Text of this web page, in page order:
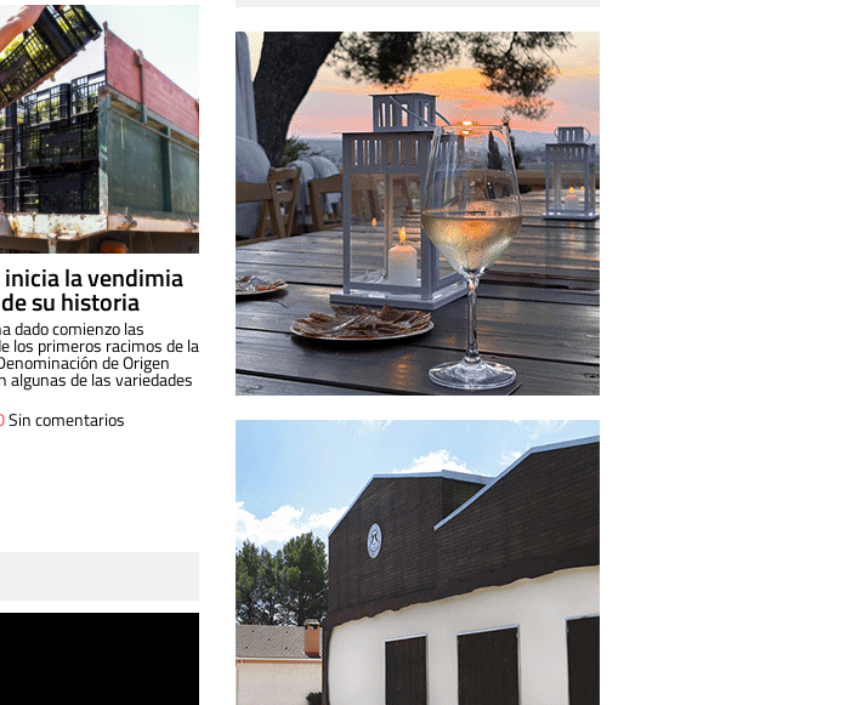
inicia la vendimia
su historia
dado comienzo las
los primeros racimos de la
de Origen
algunas de las variedades
Sin comentarios